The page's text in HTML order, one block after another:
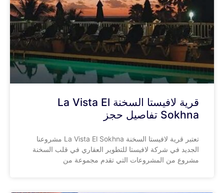
قرية لافيستا السخنة La Vista El
Sokhna تفاصيل حجز
تعتبر قرية لافيستا السخنة La Vista El Sokhna مشروعنا
الجديد في شركة لافيستا للتطوير العقاري في قلب السخنة
مشروع من المشروعات التي تقدم مجموعة من